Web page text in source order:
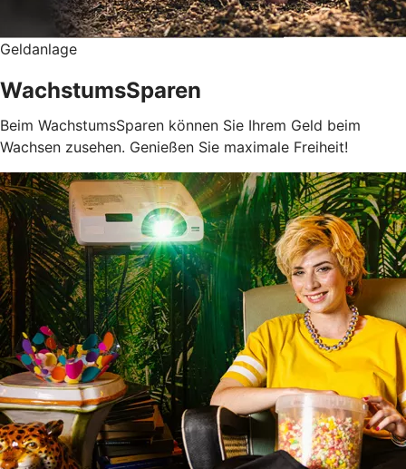
Geldanlage
WachstumsSparen
Beim WachstumsSparen können Sie Ihrem Geld beim
Wachsen zusehen. Genießen Sie maximale Freiheit!